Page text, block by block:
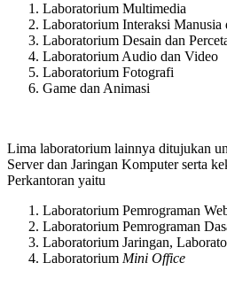
Laboratorium Multimedia
Laboratorium Interaksi Manusia
Laboratorium Desain dan
Laboratorium Audio dan Video
Laboratorium Fotografi
Game dan Animasi
Lima laboratorium lainnya ditujukan
Server dan Jaringan Komputer serta
Perkantoran yaitu
Laboratorium Pemrograman
Laboratorium Pemrograman
Laboratorium Jaringan,
Laboratorium Mini Office